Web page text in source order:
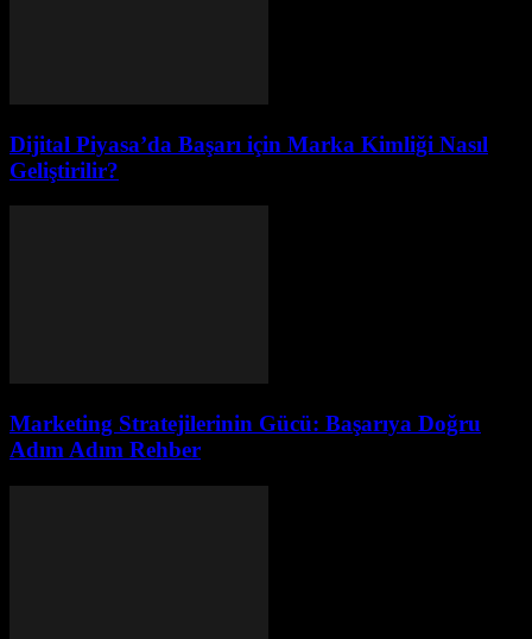
Dijital Piyasa’da Başarı için Marka Kimliği Nasıl
Geliştirilir?
Marketing Stratejilerinin Gücü: Başarıya Doğru
Adım Adım Rehber